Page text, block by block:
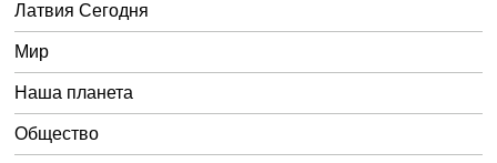
Латвия Сегодня
Мир
Наша планета
Общество